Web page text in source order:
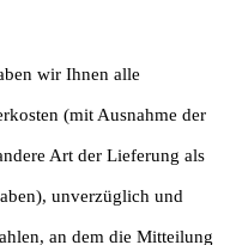
wir Ihnen alle
(mit Ausnahme der
Art der Lieferung als
unverzüglich und
an dem die Mitteilung